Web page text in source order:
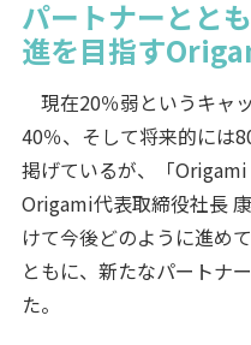
パートナーとと
進を目指す
現在20％弱というキャ
40％、そして将来的には
掲げているが、「
Origami代表取締役社長
けて今後どのように進め
ともに、新たなパートナ
た。